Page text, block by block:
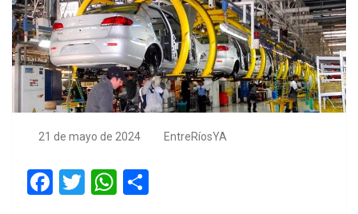
21 de mayo de 2024 EntreRíosYA
F
T
W